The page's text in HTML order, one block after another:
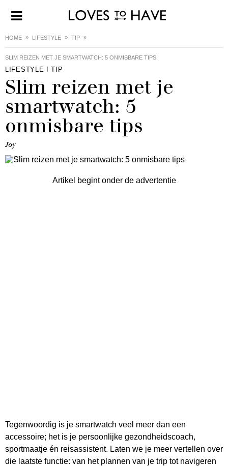
HOME LIFESTYLE TIP
SLIM REIZEN MET JE SMARTWATCH: 5 ONMISBARE TIPS
LIFESTYLE TIP
Slim reizen met je
smartwatch: 5
onmisbare tips
Joy
Artikel begint onder de advertentie
Tegenwoordig is je smartwatch veel meer dan een
accessoire; het is je persoonlijke gezondheidscoach,
sportmaatje én reisassistent. Laten we je meer vertellen over
die laatste functie: van het plannen van je trip tot navigeren